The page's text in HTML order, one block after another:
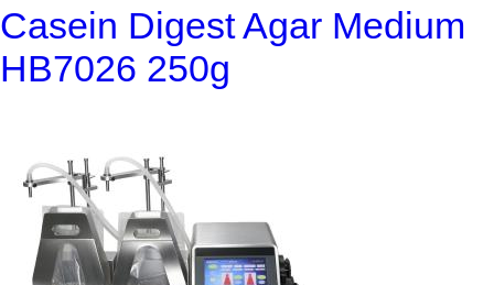
Casein Digest Agar Medium
HB7026 250g